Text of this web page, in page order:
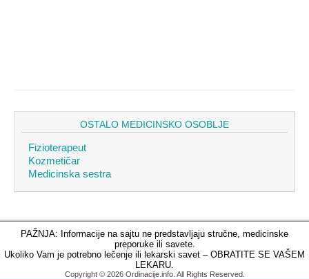
OSTALO MEDICINSKO OSOBLJE
Fizioterapeut
Kozmetičar
Medicinska sestra
PAŽNJA: Informacije na sajtu ne predstavljaju stručne, medicinske
preporuke ili savete.
Ukoliko Vam je potrebno lečenje ili lekarski savet – OBRATITE SE VAŠEM
LEKARU.
Copyright © 2026 Ordinacije.info. All Rights Reserved.